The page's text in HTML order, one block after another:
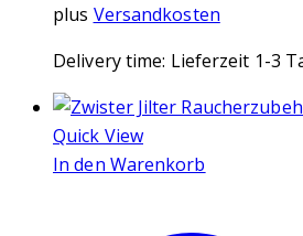
plus Versandkosten
Delivery time: Lieferzeit 1-3
Quick View
In den Warenkorb